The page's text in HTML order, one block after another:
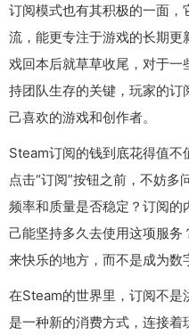
订阅模式也有其积极的一面
流，能更专注于游戏的长期
戏回本后就草草收尾，对于
持团队生存的关键，玩家的订
己喜欢的游戏和创作者。
Steam订阅的钱到底花得值不
点击“订阅”按钮之前，不妨
频率和质量是否稳定？订阅的
己能坚持多久去使用这项服
来快乐的地方，而不是成为数
在Steam的世界里，订阅不是
是一种新的消费方式，连接